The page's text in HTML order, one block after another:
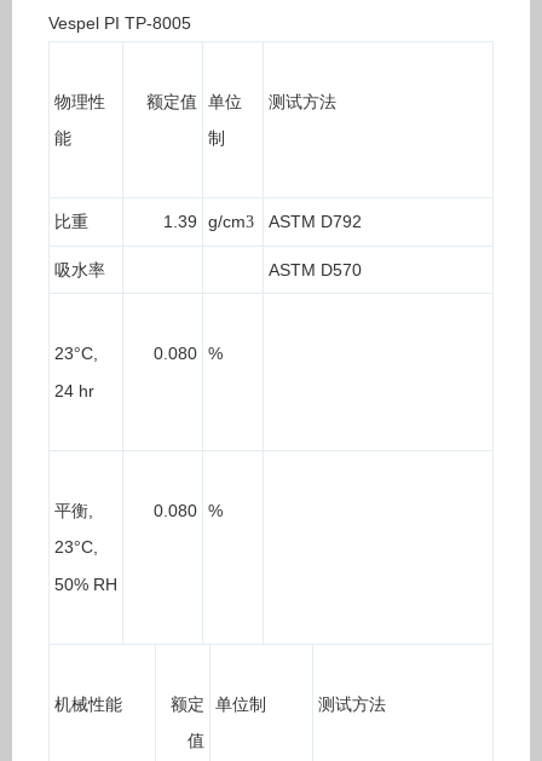
Vespel PI TP-8005
物理性
能
额定值
单位
制
测试方法
比重 1.39 g/cm3 ASTM D792
吸水率 ASTM D570
23°C,
24 hr
0.080 %
平衡
23°C,
50% RH
0.080 %
机械性能
额定
值
单位制 测试方法